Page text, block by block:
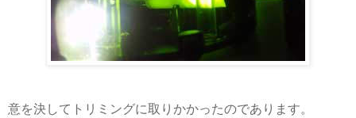
意を決してトリミングに取りかかったのであります。